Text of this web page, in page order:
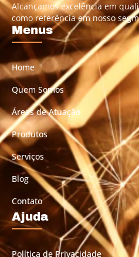
Alcançamos excelência em
como referência em nosso
Menus
Home
Quem Somos
Áreas de Atuação
Produtos
Serviços
Blog
Contato
Ajuda
Política de Privacidade